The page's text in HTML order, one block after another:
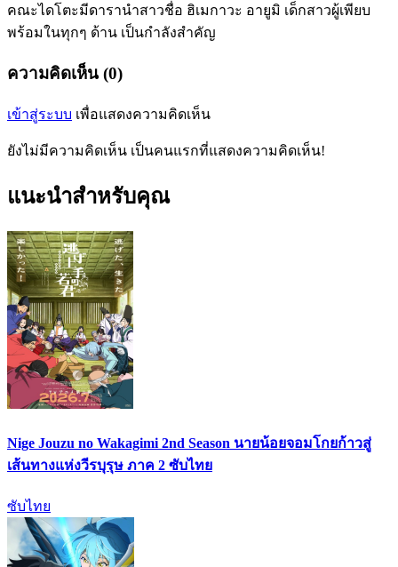
คณะไดโตะมีดารานำสาวชื่อ ฮิเมกาวะ อายูมิ เด็กสาวผู้เพียบ
พร้อมในทุกๆ ด้าน เป็นกำลังสำคัญ
ความคิดเห็น (0)
เข้าสู่ระบบ เพื่อแสดงความคิดเห็น
ยังไม่มีความคิดเห็น เป็นคนแรกที่แสดงความคิดเห็น!
แนะนำสำหรับคุณ
Nige Jouzu no Wakagimi 2nd Season นายน้อยจอมโกยก้าวสู่
เส้นทางแห่งวีรบุรุษ ภาค 2 ซับไทย
ซับไทย